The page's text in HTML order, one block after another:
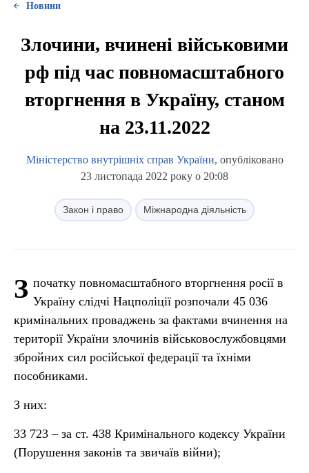
Новини
Злочини, вчинені військовими
рф під час повномасштабного
вторгнення в Україну, станом
на 23.11.2022
Міністерство внутрішніх справ України, опубліковано
23 листопада 2022 року о 20:08
Закон і право Міжнародна діяльність
З початку повномасштабного вторгнення росії в
Україну слідчі Нацполіції розпочали 45 036
кримінальних проваджень за фактами вчинення на
території України злочинів військовослужбовцями
збройних сил російської федерації та їхніми
пособниками.
З них:
33 723 – за ст. 438 Кримінального кодексу України
(Порушення законів та звичаїв війни);